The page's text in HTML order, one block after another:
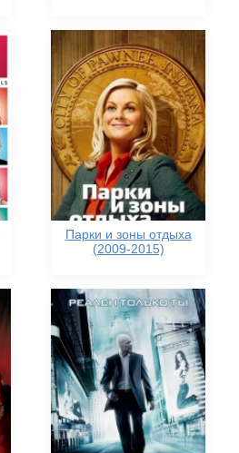
Парки и зоны отдыха
(2009-2015)